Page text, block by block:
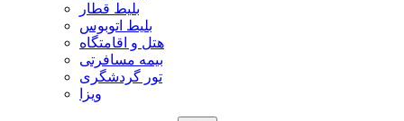
بلیط قطار
بلیط اتوبوس
هتل و اقامتگاه
بیمه مسافرتی
تور گردشگری
ویزا